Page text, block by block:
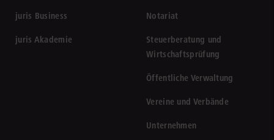
juris Business
juris Akademie
Notariat
Steuerberatung und
Wirtschaftsprüfung
Öffentliche Verwaltung
Vereine und Verbände
Unternehmen